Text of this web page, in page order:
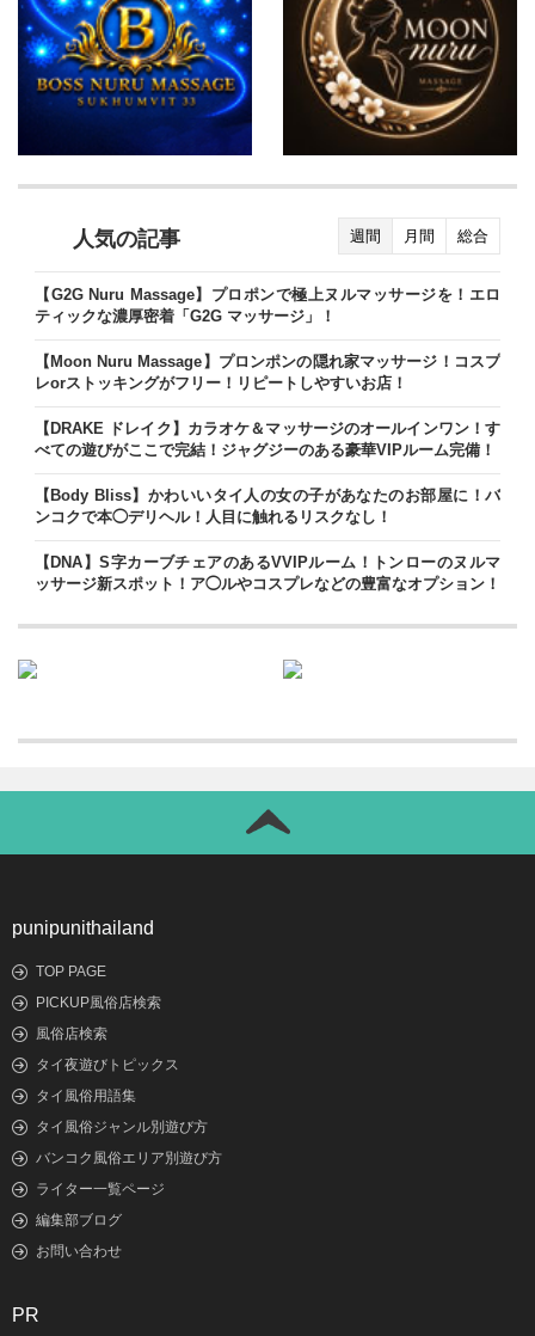
人気の記事 週間 月間 総合
【G2G Nuru Massage】プロポンで極上ヌルマッサージを！エロ
ティックな濃厚密着「G2G マッサージ」！
【Moon Nuru Massage】プロンポンの隠れ家マッサージ！コスプ
レorストッキングがフリー！リピートしやすいお店！
【DRAKE ドレイク】カラオケ＆マッサージのオールインワン！す
べての遊びがここで完結！ジャグジーのある豪華VIPルーム完備！
【Body Bliss】かわいいタイ人の女の子があなたのお部屋に！バ
ンコクで本◯デリヘル！人目に触れるリスクなし！
【DNA】S字カーブチェアのあるVVIPルーム！トンローのヌルマ
ッサージ新スポット！ア◯ルやコスプレなどの豊富なオプション！
punipunithailand
TOP PAGE
PICKUP風俗店検索
風俗店検索
タイ夜遊びトピックス
タイ風俗用語集
タイ風俗ジャンル別遊び方
バンコク風俗エリア別遊び方
ライター一覧ページ
編集部ブログ
お問い合わせ
PR